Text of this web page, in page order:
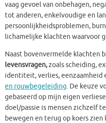
vaag gevoel van onbehagen,
tot anderen, enkelvoudige en
persoonlijkheidsproblemen,
lichamelijke klachten waarvoor
Naast bovenvermelde klachten
levensvragen,zoals scheiding,
identiteit, verlies, eenzaamheid
en rouwbegeleiding. De keuze
gebaseerd op mijn eigen
doel/passie is mensen zichzelf
bewegen en terug op koers